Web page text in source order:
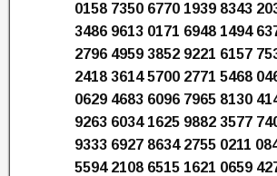
0158 7350 6770 1939 8343
3486 9613 0171 6948 1494
2796 4959 3852 9221 6157
2418 3614 5700 2771 5468
0629 4683 6096 7965 8130
9263 6034 1625 9882 3577
9333 6927 8634 2755 0211
5594 2108 6515 1621 0659